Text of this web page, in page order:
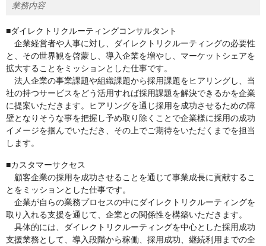
業務内容
■ダイレクトリクルーティングコンサルタント
企業経営者や人事に対し、ダイレクトリクルーティングの必要性
と、その世界観を啓蒙し、導入企業を増やし、マーケットシェアを
拡大することをミッションとした仕事です。
法人企業の事業課題や組織課題から採用課題をヒアリングし、当
社の持つサービスをどう活用すれば採用課題を解決できるかを企業
に提案いただきます。ヒアリングを通じ採用を成功させるための障
壁となりそうな事を把握し予め取り除くことで企業様に採用の成功
イメージを掴んでいただき、その上でご期待をいただくまでを担当
します。
■カスタマーサクセス
顧客企業の採用を成功させることを通じて事業成長に貢献するこ
とをミッションとした仕事です。
企業が自らの業務プロセスの中にダイレクトリクルーティングを
取り入れる支援を通じて、企業との関係性を構築いただきます。
具体的には、ダイレクトリクルーティングを中心とした採用成功
支援業務として、導入段階から稼働、採用成功、継続利用までの全